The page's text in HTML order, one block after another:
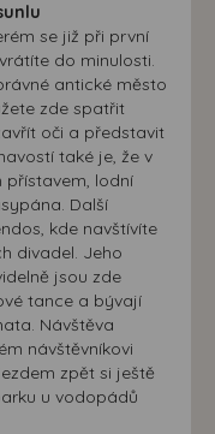
se již při první
do minulosti.
antické město
zde spatřit
oči a představit
také je, že v
lodní
Další
kde navštívíte
divadel. Jeho
jsou zde
tance a bývají
Návštěva
návštěvníkovi
zpět si ještě
u vodopádů